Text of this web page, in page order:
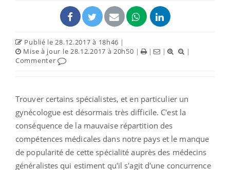
Publié le 28.12.2017 à 18h46 |
Mise à jour le 28.12.2017 à 20h50 | | |
|
Commenter
Trouver certains spécialistes, et en particulier un
gynécologue est désormais très difficile. C'est la
conséquence de la mauvaise répartition des
compétences médicales dans notre pays et le manque
de popularité de cette spécialité auprès des médecins
généralistes qui estiment qu'il s'agit d'une concurrence